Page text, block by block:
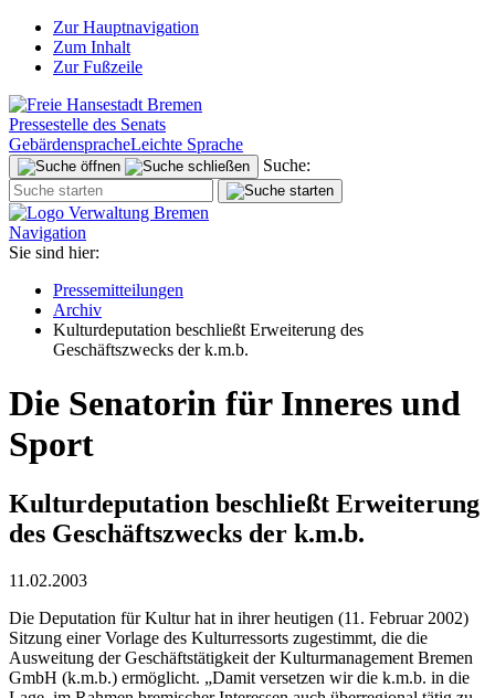
Zur Hauptnavigation
Zum Inhalt
Zur Fußzeile
Pressestelle des Senats
GebärdenspracheLeichte Sprache
Suche:
Navigation
Sie sind hier:
Pressemitteilungen
Archiv
Kulturdeputation beschließt Erweiterung des
Geschäftszwecks der k.m.b.
Die Senatorin für Inneres und
Sport
Kulturdeputation beschließt Erweiterung
des Geschäftszwecks der k.m.b.
11.02.2003
Die Deputation für Kultur hat in ihrer heutigen (11. Februar 2002)
Sitzung einer Vorlage des Kulturressorts zugestimmt, die die
Ausweitung der Geschäftstätigkeit der Kulturmanagement Bremen
GmbH (k.m.b.) ermöglicht. „Damit versetzen wir die k.m.b. in die